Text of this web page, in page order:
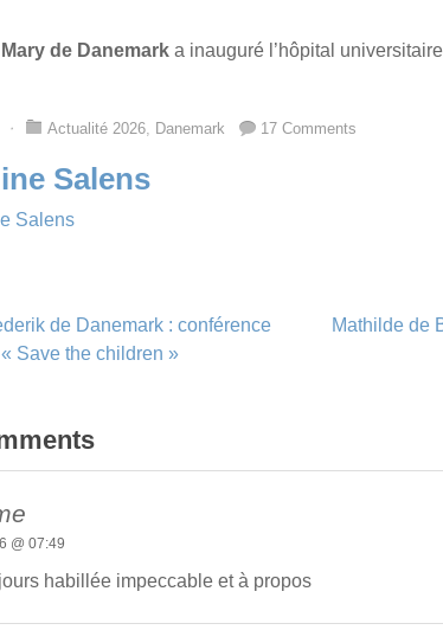
de Danemark a inauguré l’hôpital
⋅ Actualité 2026, Danemark 17 Comments
Salens
Salens
de Danemark : conférence
Save the children »
Mathilde de
@ 07:49
habillée impeccable et à propos